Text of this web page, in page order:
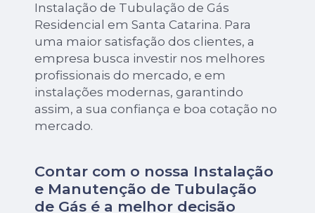
Instalação de Tubulação de Gás
Residencial em Santa Catarina. Para
uma maior satisfação dos clientes, a
empresa busca investir nos melhores
profissionais do mercado, e em
instalações modernas, garantindo
assim, a sua confiança e boa cotação no
mercado.
Contar com o nossa Instalação
e Manutenção de Tubulação
de Gás é a melhor decisão